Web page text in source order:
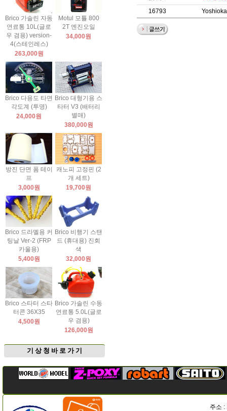
Brico 가솔린 자동
연료통 10L(글로
우 겸용) version-
4(스테인레스)
263,000원
Motul 모튤 800
2T 엔진오일
34,000원
Brico 다용도 타면
각도계 (투명)
24,000원
Brico 대형기용 스
타터 V3 (배터리
별매)
380,000원
방진 단면 폼 테이
프
3,000원
캐노피 고정핀 (2
개 세트)
19,700원
Brico 드라멜용 커
팅날 Ver-2 (FRP
카울용)
5,400원
Brico 비행기 스탠
드 (휴대용) 진회
색
32,000원
Brico 스타터 스타
터콘 36X35
4,500원
Brico 가솔린 수동
연료통 5.0L(글로
우 겸용)
126,000원
기 상 청 바 로 가 기
16793
주소